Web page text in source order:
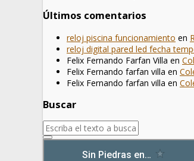
Últimos comentarios
reloj piscina funcionamiento en
reloj digital pared led fecha
Felix Fernando Farfan Villa en
Felix Fernando farfan villa en
Felix Fernando farfan villa en
Buscar